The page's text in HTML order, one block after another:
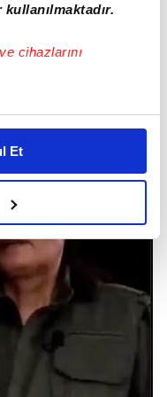
cihazlarını
sizlere özel
Bunu yaparken
deneyimi sunmak
adına
ve bu noktada,
noktasında tek gelir
isteriz.
izin vermedikleri
için İnternet
Et